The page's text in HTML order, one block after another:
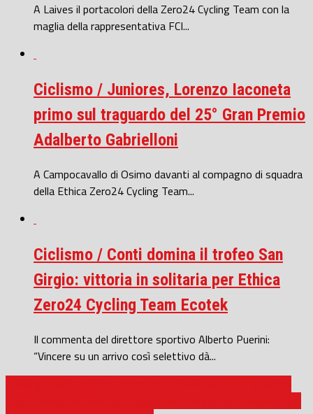
A Laives il portacolori della Zero24 Cycling Team con la
maglia della rappresentativa FCI...
Ciclismo / Juniores, Lorenzo Iaconeta
primo sul traguardo del 25° Gran Premio
Adalberto Gabrielloni
A Campocavallo di Osimo davanti al compagno di squadra
della Ethica Zero24 Cycling Team...
Ciclismo / Conti domina il trofeo San
Girgio: vittoria in solitaria per Ethica
Zero24 Cycling Team Ecotek
Il commenta del direttore sportivo Alberto Puerini:
“Vincere su un arrivo così selettivo dà...